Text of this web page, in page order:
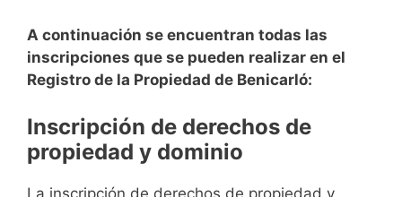
A continuación se encuentran todas las
inscripciones que se pueden realizar en el
Registro de la Propiedad de Benicarló:
Inscripción de derechos de
propiedad y dominio
La inscripción de derechos de propiedad y